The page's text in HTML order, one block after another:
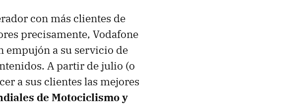
con más clientes de
precisamente, Vodafone
empujón a su servicio de
A partir de julio (o
a sus clientes las mejores
de Motociclismo y